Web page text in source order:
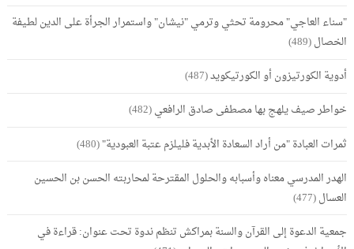
"سناء العاجي" محرومة تحثي وترمي "نيشان" واستمرار الجرأة على الدين لطيفة
الخصال(489)
أدوية الكورتيزون أو الكورتيكويد(487)
خواطر صيف يلهج بها مصطفى صادق الرافعي(482)
ثمرات العبادة "من أراد السعادة الأبدية فليلزم عتبة العبودية"(480)
الهدر المدرسي معناه وأسبابه والحلول المقترحة لمحاربته الحسن بن الحسين
العسال(477)
جمعية الدعوة إلى القرآن والسنة بمراكش تنظم ندوة تحت عنوان: قراءة في